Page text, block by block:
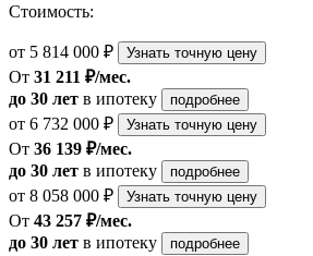
Стоимость:
от 5 814 000 ₽ Узнать точную цену
От 31 211 ₽/мес.
до 30 лет в ипотеку подробнее
от 6 732 000 ₽ Узнать точную цену
От 36 139 ₽/мес.
до 30 лет в ипотеку подробнее
от 8 058 000 ₽ Узнать точную цену
От 43 257 ₽/мес.
до 30 лет в ипотеку подробнее